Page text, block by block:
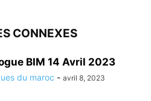
CONNEXES
BIM 14 Avril 2023
du maroc - avril 8, 2023